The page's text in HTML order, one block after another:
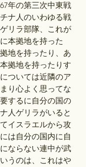
年の第三次中東戦
ナ人のいわゆる戦
リラ部隊、これが
本拠地を持った
地を持ったり、あ
拠地を持ったりす
ついては近隣のア
り心よく思ってな
するに自分の国の
人ゲリラがいると
イスラエルから攻
は自分の国内に自
ならない連中が武
うのは、これはや